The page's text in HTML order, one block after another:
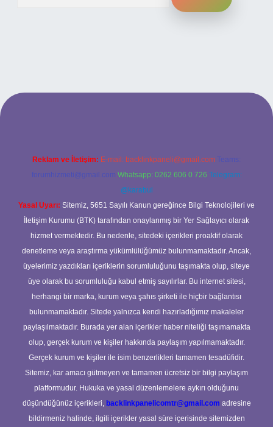
giriş
Reklam ve İletişim: E-mail: backlinkpaneli@gmail.com Teams:
forumhizmeti@gmail.com Whatsapp: 0262 606 0 726 Telegram:
@karabul
Yasal Uyarı: Sitemiz, 5651 Sayılı Kanun gereğince Bilgi Teknolojileri ve
İletişim Kurumu (BTK) tarafından onaylanmış bir Yer Sağlayıcı olarak
hizmet vermektedir. Bu nedenle, sitedeki içerikleri proaktif olarak
denetleme veya araştırma yükümlülüğümüz bulunmamaktadır. Ancak,
üyelerimiz yazdıkları içeriklerin sorumluluğunu taşımakta olup, siteye
üye olarak bu sorumluluğu kabul etmiş sayılırlar. Bu internet sitesi,
herhangi bir marka, kurum veya şahıs şirketi ile hiçbir bağlantısı
bulunmamaktadır. Sitede yalnızca kendi hazırladığımız makaleler
paylaşılmaktadır. Burada yer alan içerikler haber niteliği taşımamakta
olup, gerçek kurum ve kişiler hakkında paylaşım yapılmamaktadır.
Gerçek kurum ve kişiler ile isim benzerlikleri tamamen tesadüfidir.
Sitemiz, kar amacı gütmeyen ve tamamen ücretsiz bir bilgi paylaşım
platformudur. Hukuka ve yasal düzenlemelere aykırı olduğunu
düşündüğünüz içerikleri, backlinkpanelicomtr@gmail.com adresine
bildirmeniz halinde, ilgili içerikler yasal süre içerisinde sitemizden